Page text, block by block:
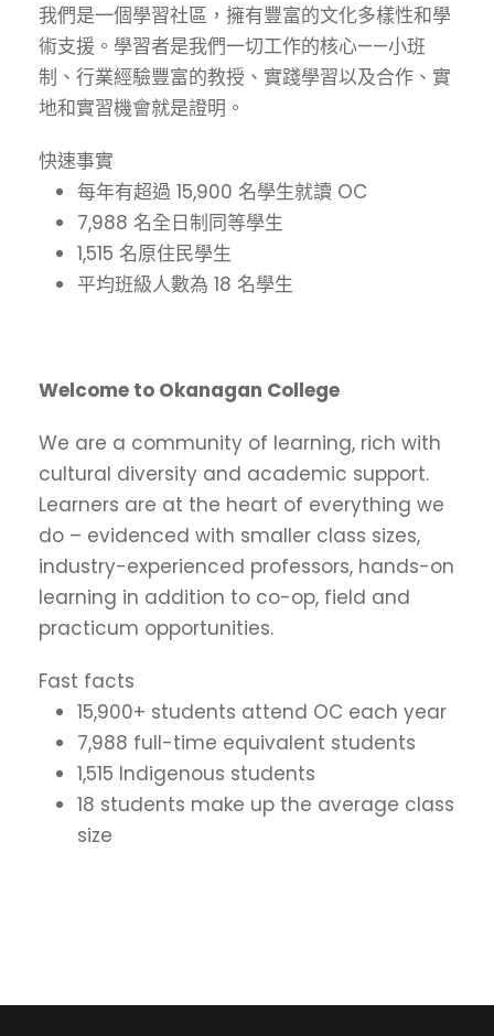
我們是一個學習社區，擁有豐富的文化多樣性和學
術支援。學習者是我們一切工作的核心——小班
制、行業經驗豐富的教授、實踐學習以及合作、實
地和實習機會就是證明。
快速事實
每年有超過 15,900 名學生就讀 OC
7,988 名全日制同等學生
1,515 名原住民學生
平均班級人數為 18 名學生
Welcome to Okanagan College
We are a community of learning, rich with
cultural diversity and academic support.
Learners are at the heart of everything we
do – evidenced with smaller class sizes,
industry-experienced professors, hands-on
learning in addition to co-op, field and
practicum opportunities.
Fast facts
15,900+ students attend OC each year
7,988 full-time equivalent students
1,515 Indigenous students
18 students make up the average class
size